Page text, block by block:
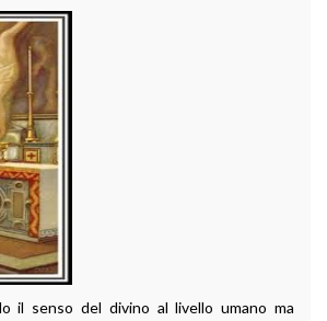
il senso del divino al livello umano ma